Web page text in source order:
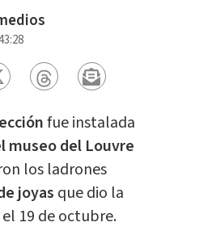
fue instalada
museo del Louvre
los ladrones
joyas que dio la
19 de octubre.